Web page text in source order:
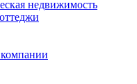
недвижимость